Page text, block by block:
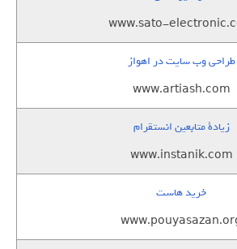
www.sato-
طراحی وب سایت در اهواز
www.artiash.com
زيادة متابعين انستقرام
www.instanik.com
خرید هاست